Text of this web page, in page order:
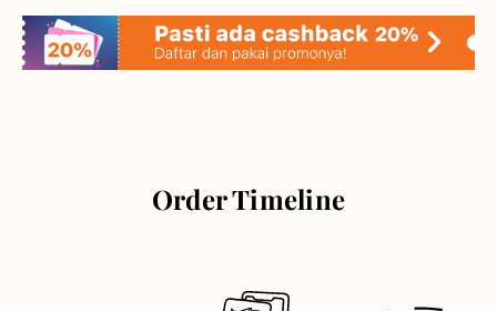
Order Timeline